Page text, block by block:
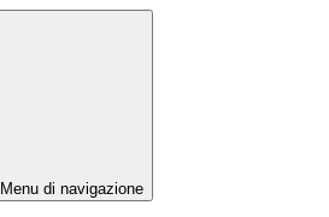
Menu di navigazione